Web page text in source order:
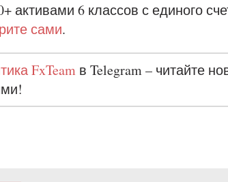
активами 6 классов с единого
сами.
FxTeam в Telegram – читайте